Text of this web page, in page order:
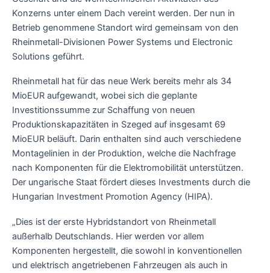
Konzerns unter einem Dach vereint werden. Der nun in
Betrieb genommene Standort wird gemeinsam von den
Rheinmetall-Divisionen Power Systems und Electronic
Solutions geführt.
Rheinmetall hat für das neue Werk bereits mehr als 34
MioEUR aufgewandt, wobei sich die geplante
Investitionssumme zur Schaffung von neuen
Produktionskapazitäten in Szeged auf insgesamt 69
MioEUR beläuft. Darin enthalten sind auch verschiedene
Montagelinien in der Produktion, welche die Nachfrage
nach Komponenten für die Elektromobilität unterstützen.
Der ungarische Staat fördert dieses Investments durch die
Hungarian Investment Promotion Agency (HIPA).
„Dies ist der erste Hybridstandort von Rheinmetall
außerhalb Deutschlands. Hier werden vor allem
Komponenten hergestellt, die sowohl in konventionellen
und elektrisch angetriebenen Fahrzeugen als auch in